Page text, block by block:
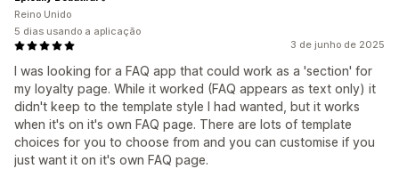
3 de junho de 2025
I was looking for a FAQ app that could work as a 'section' for
my loyalty page. While it worked (FAQ appears as text only) it
didn't keep to the template style I had wanted, but it works
when it's on it's own FAQ page. There are lots of template
choices for you to choose from and you can customise if you
just want it on it's own FAQ page.
Reino Unido
5 dias usando a aplicação